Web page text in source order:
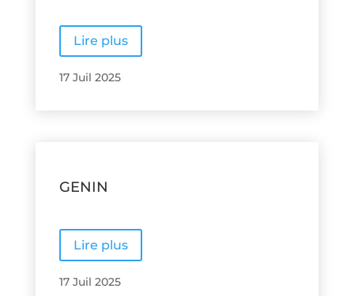
Lire plus
17 Juil 2025
GENIN
Lire plus
17 Juil 2025